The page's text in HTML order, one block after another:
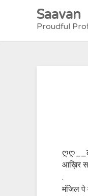
Saavan
Proudful
आख़िर
.
मंजिल पे